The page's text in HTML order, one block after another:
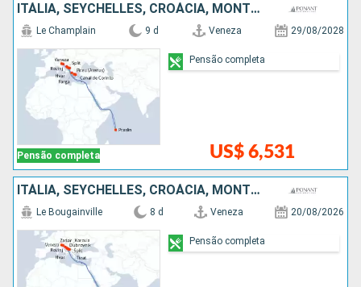
ITÁLIA, SEYCHELLES, CROÁCIA, MONTENEGRO, GRÉCIA
Pensão completa
Le Champlain 9 d Veneza 29/08/2028
US$ 6,531
Pensão completa
ITÁLIA, SEYCHELLES, CROÁCIA, MONTENEGRO
Le Bougainville 8 d Veneza 20/08/2026
Pensão completa